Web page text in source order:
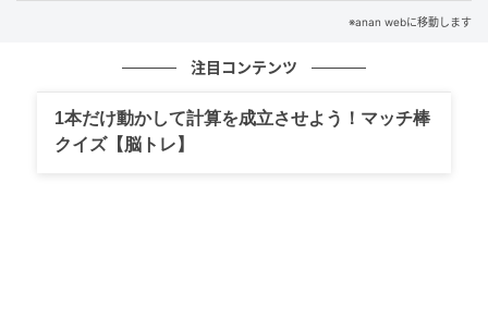
① 長芋とニンジンはいちょう切りにし、アスパラガス
300mlを注ぐ。①、蒸しホタテを加えて3分ほど煮た
ら、みそを溶き入れる。
※anan webに移動します
注目コンテンツ
1本だけ動かして計算を成立させよう！マッチ棒
クイズ【脳トレ】